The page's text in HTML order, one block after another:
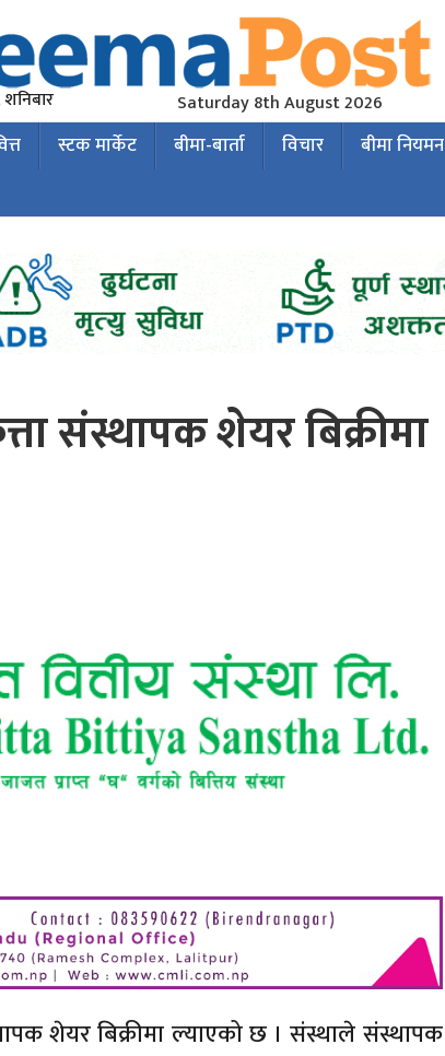
Saturday 8th August 2026
स्टक मार्केट बीमा-बार्ता विचार बीमा नियमन
संस्थापक शेयर बिक्रीमा
शेयर बिक्रीमा ल्याएको छ । संस्थाले संस्थापक